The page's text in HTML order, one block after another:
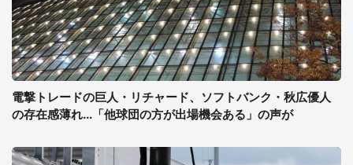
電撃トレードの巨人・リチャード、ソフトバンク・秋広優人
の存在感薄れ...「他球団の方が出場機会ある」の声が